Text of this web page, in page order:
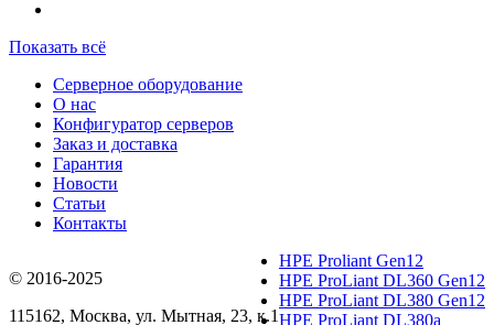
Показать всё
Серверное оборудование
О нас
Конфигуратор серверов
Заказ и доставка
Гарантия
Новости
Статьи
Контакты
© 2016-2025
115162, Москва, ул. Мытная, 23, к.1
HPE Proliant Gen12
HPE ProLiant DL360 Gen12
HPE ProLiant DL380 Gen12
HPE ProLiant DL380a